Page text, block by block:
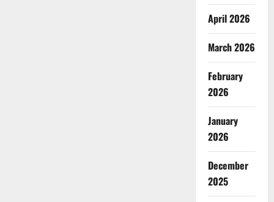
April 2026
March 2026
February
2026
January
2026
December
2025